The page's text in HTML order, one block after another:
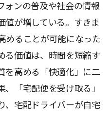
ォンの普及や社会の情報
値が増している。すきま
めることが可能になった
る価値は、時間を短縮す
を高める「快適化」に二
「宅配便を受け取る」
、宅配ドライバーが自宅